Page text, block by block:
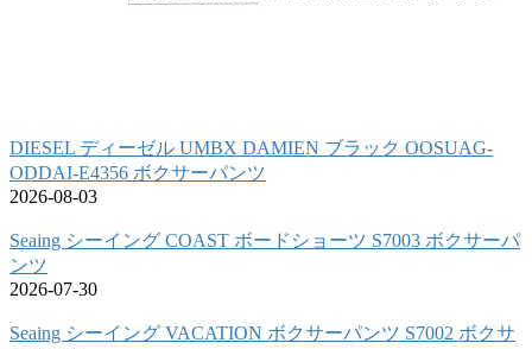
DIESEL ディーゼル UMBX DAMIEN ブラック OOSUAG-
ODDAI-E4356 ボクサーパンツ
2026-08-03
Seaing シーイング COAST ボードショーツ S7003 ボクサーパ
ンツ
2026-07-30
Seaing シーイング VACATION ボクサーパンツ S7002 ボクサ